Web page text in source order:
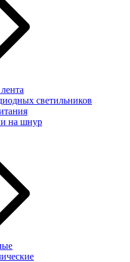
светильников
на шнур